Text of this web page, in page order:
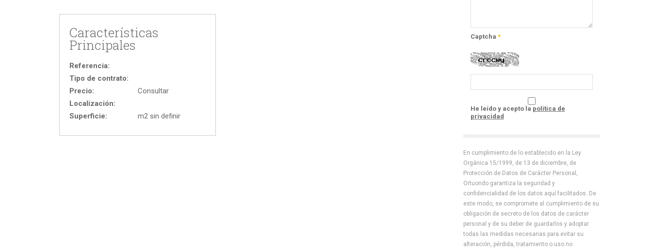
Características
Principales
Referencia:
Tipo de contrato:
Precio:
Consultar
Localización:
Superficie:
m2 sin definir
Captcha *
He leído y acepto la política de
privacidad
En cumplimiento de lo establecido en la Ley
Orgánica 15/1999, de 13 de diciembre, de
Protección de Datos de Carácter Personal,
Ortuondo garantiza la seguridad y
confidencialidad de los datos aquí facilitados. De
este modo, se compromete al cumplimiento de su
obligación de secreto de los datos de carácter
personal y de su deber de guardarlos y adoptar
todas las medidas necesarias para evitar su
alteración, pérdida, tratamiento o uso no